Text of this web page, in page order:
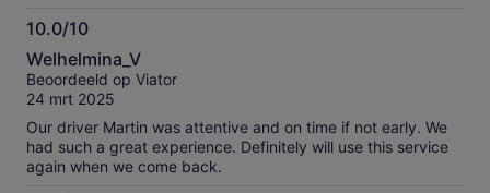
10.0/10
10.0
van
10
Welhelmina_V
Beoordeeld op Viator
24 mrt 2025
Our driver Martin was attentive and on time if not early. We
had such a great experience. Definitely will use this service
again when we come back.